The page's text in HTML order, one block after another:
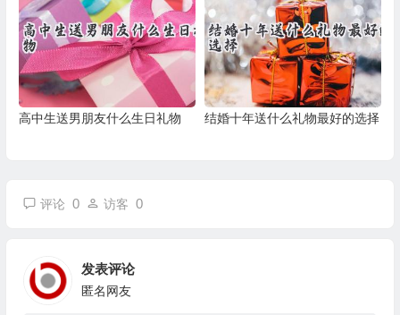
高中生送男朋友什么生日礼物 结婚十年送什么礼物最好的选择
评论 0 访客 0
发表评论
匿名网友